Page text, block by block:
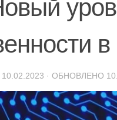
10.02.2023 · ОБНОВЛЕНО